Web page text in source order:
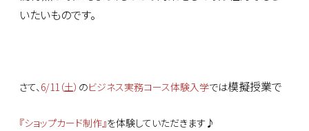
いたいものです。
さて、6/11（土） のビジネス実務コース体験入学では模擬授業で
『ショップカード制作』を体験していただきます♪